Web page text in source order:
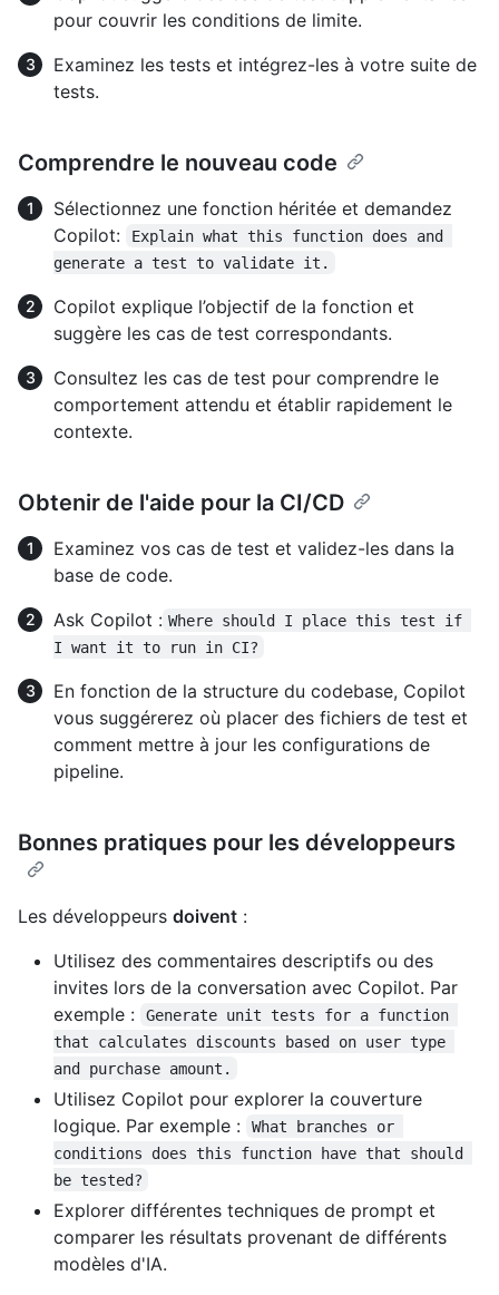
pour couvrir les conditions de limite.
Examinez les tests et intégrez-les à votre suite de
tests.
Comprendre le nouveau code
Sélectionnez une fonction héritée et demandez
Copilot:
Explain what this function does and
generate a test to validate it.
Copilot explique l’objectif de la fonction et
suggère les cas de test correspondants.
Consultez les cas de test pour comprendre le
comportement attendu et établir rapidement le
contexte.
Obtenir de l'aide pour la CI/CD
Examinez vos cas de test et validez-les dans la
base de code.
Ask Copilot : Where should I place this test if
I want it to run in CI?
En fonction de la structure du codebase, Copilot
vous suggérerez où placer des fichiers de test et
comment mettre à jour les configurations de
pipeline.
Bonnes pratiques pour les développeurs
Les développeurs doivent :
Utilisez des commentaires descriptifs ou des
invites lors de la conversation avec Copilot. Par
exemple :
Generate unit tests for a function
that calculates discounts based on user type
and purchase amount.
Utilisez Copilot pour explorer la couverture
logique. Par exemple :
What branches or
conditions does this function have that should
be tested?
Explorer différentes techniques de prompt et
comparer les résultats provenant de différents
modèles d'IA.